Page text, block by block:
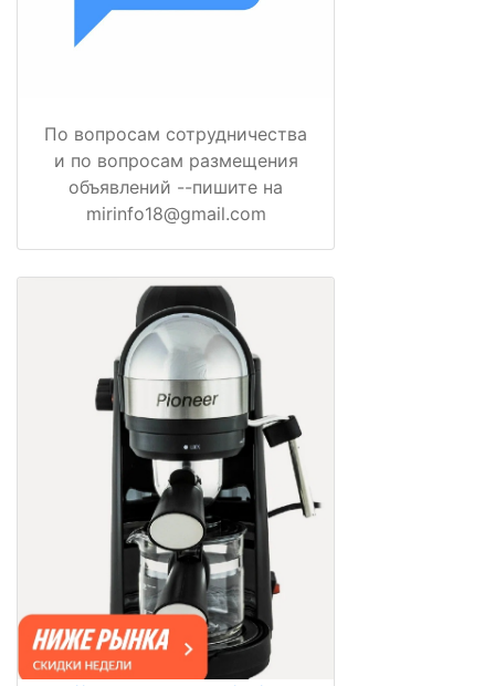
По вопросам сотрудничества
и по вопросам размещения
объявлений --пишите на
mirinfo18@gmail.com